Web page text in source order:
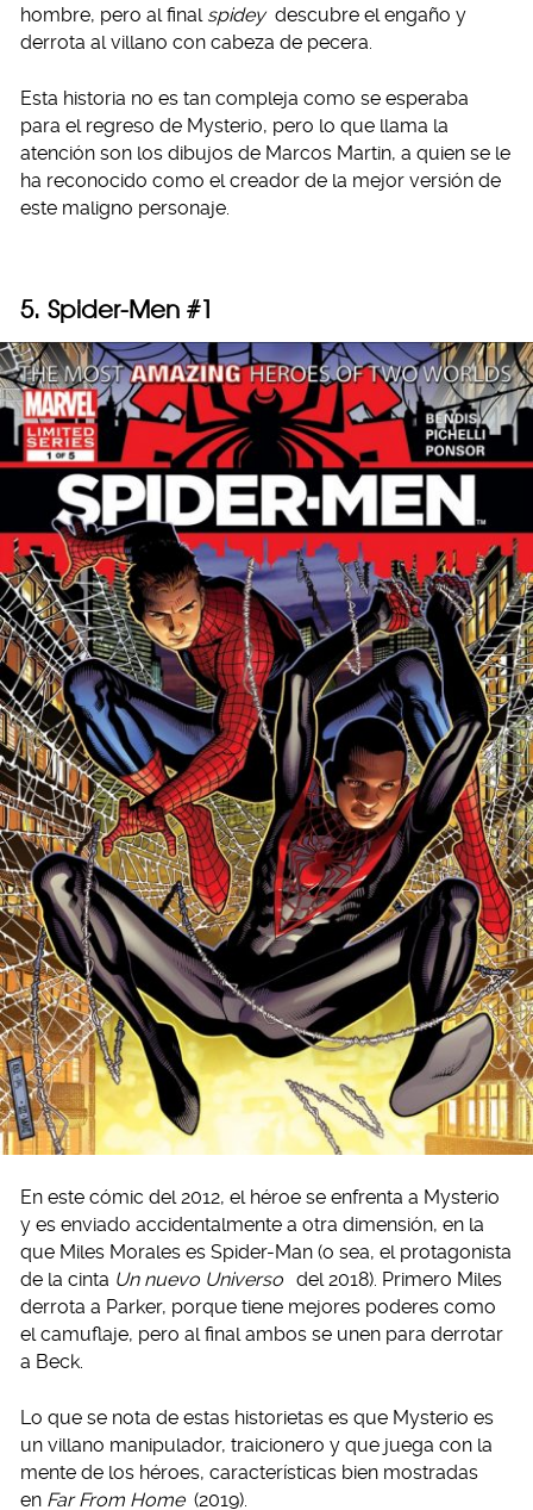
hombre, pero al final spidey descubre el engaño y
derrota al villano con cabeza de pecera.
Esta historia no es tan compleja como se esperaba
para el regreso de Mysterio, pero lo que llama la
atención son los dibujos de Marcos Martin, a quien se le
ha reconocido como el creador de la mejor versión de
este maligno personaje.
5. Spider-Men #1
En este cómic del 2012, el héroe se enfrenta a Mysterio
y es enviado accidentalmente a otra dimensión, en la
que Miles Morales es Spider-Man (o sea, el protagonista
de la cinta Un nuevo Universo del 2018). Primero Miles
derrota a Parker, porque tiene mejores poderes como
el camuflaje, pero al final ambos se unen para derrotar
a Beck.
Lo que se nota de estas historietas es que Mysterio es
un villano manipulador, traicionero y que juega con la
mente de los héroes, características bien mostradas
en Far From Home (2019).